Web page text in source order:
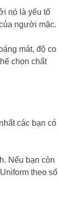
nó là yếu tố
người mặc.
mát, độ co
chọn chất
các bạn có
Nếu bạn còn
theo số